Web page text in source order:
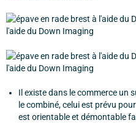
l'aide du Down Imaging
l'aide du Down Imaging
Il existe dans le commerce un
le combiné, celui est prévu
est orientable et démontable